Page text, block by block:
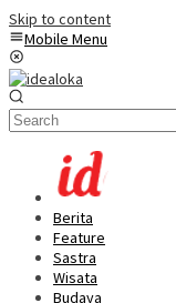
Skip to content
Mobile Menu
Berita
Feature
Sastra
Wisata
Budaya